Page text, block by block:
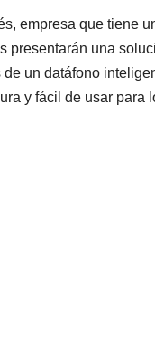
empresa que tiene
presentarán una
un datáfono
y fácil de usar para